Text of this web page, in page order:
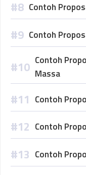
Contoh
Contoh
Contoh
Massa
Contoh
Contoh
Contoh